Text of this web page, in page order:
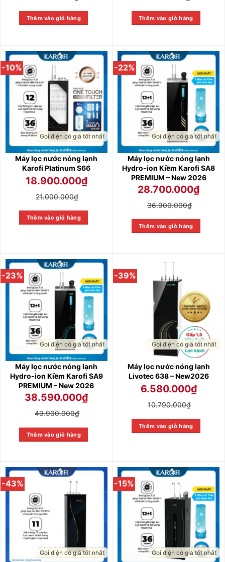
Thêm vào giỏ hàng Thêm vào giỏ hàng
-10%
Gọi điện có giá tốt nhất
Máy lọc nước nóng lạnh
Karofi Platinum S66
18.900.000₫
21.000.000₫
Thêm vào giỏ hàng
-22%
Gọi điện có giá tốt nhất
Máy lọc nước nóng lạnh
Hydro-ion Kiềm Karofi SA8
PREMIUM – New 2026
28.700.000₫
36.900.000₫
Thêm vào giỏ hàng
-23%
Gọi điện có giá tốt nhất
Máy lọc nước nóng lạnh
Hydro-ion Kiềm Karofi SA9
PREMIUM – New 2026
38.590.000₫
49.900.000₫
Thêm vào giỏ hàng
-39%
Gọi điện có giá tốt nhất
Máy lọc nước nóng lạnh
Livotec 638 – New2026
6.580.000₫
10.790.000₫
Thêm vào giỏ hàng
-43%
Gọi điện có giá tốt nhất
-15%
Gọi điện có giá tốt nhất